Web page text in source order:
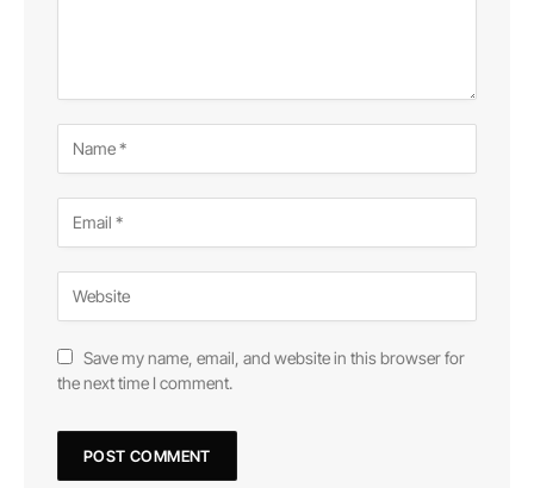
Save my name, email, and website in this browser for
the next time I comment.